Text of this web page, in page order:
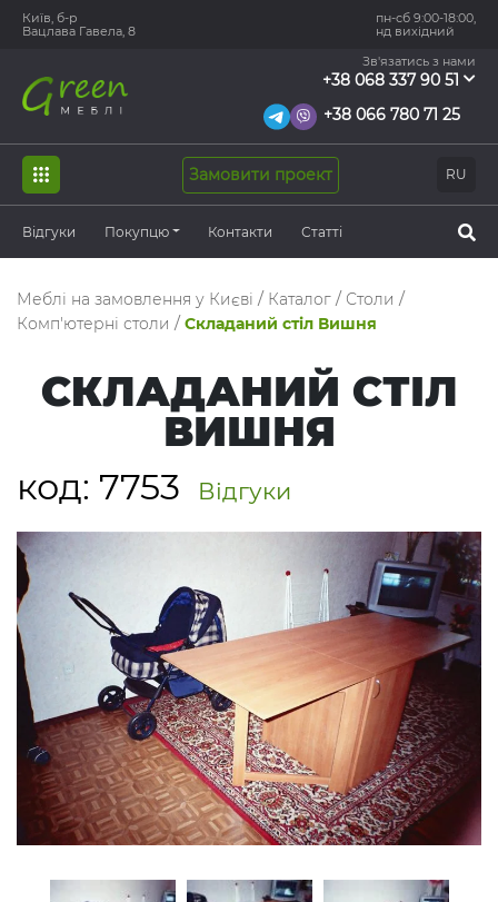
Київ, б-р
Вацлава Гавела, 8
пн-сб 9:00-18:00,
нд вихідний
Зв'язатись з нами
+38 068 337 90 51
+38 066 780 71 25
RU
Замовити проект
Відгуки Покупцю Контакти Статті
Меблі на замовлення у Києві / Каталог / Столи /
Комп'ютерні столи / Складаний стіл Вишня
СКЛАДАНИЙ СТІЛ
ВИШНЯ
код: 7753 Відгуки